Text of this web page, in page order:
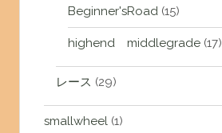
Beginner'sRoad(15)
highend middlegrade(17)
レース (29)
smallwheel(1)